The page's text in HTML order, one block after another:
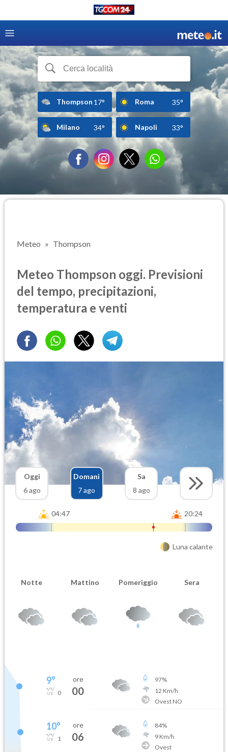
Thompson 17° Roma 35°
Milano 34° Napoli 33°
Meteo Thompson
Meteo Thompson oggi. Previsioni
del tempo, precipitazioni,
temperatura e venti
Oggi
6 ago
Domani
7 ago
Sa
8 ago
04:47 20:24
Luna calante
Notte Mattino Pomeriggio Sera
9°
0
ore
00
97%
12 Km/h
Ovest NO
10°
1
ore
06
84%
9Km/h
Ovest